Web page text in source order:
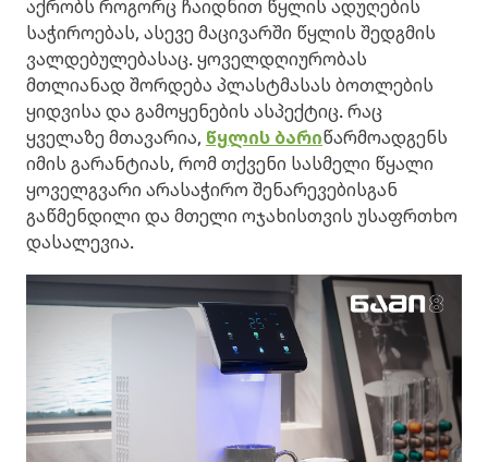
აქრობს როგორც ჩაიდნით წყლის ადუღების
საჭიროებას, ასევე მაცივარში წყლის შედგმის
ვალდებულებასაც. ყოველდღიურობას
მთლიანად შორდება პლასტმასას ბოთლების
ყიდვისა და გამოყენების ასპექტიც. რაც
ყველაზე მთავარია, წყლის ბარიწარმოადგენს
იმის გარანტიას, რომ თქვენი სასმელი წყალი
ყოველგვარი არასაჭირო შენარევებისგან
გაწმენდილი და მთელი ოჯახისთვის უსაფრთხო
დასალევია.